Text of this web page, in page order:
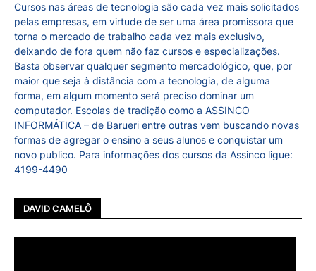
Cursos nas áreas de tecnologia são cada vez mais solicitados
pelas empresas, em virtude de ser uma área promissora que
torna o mercado de trabalho cada vez mais exclusivo,
deixando de fora quem não faz cursos e especializações.
Basta observar qualquer segmento mercadológico, que, por
maior que seja à distância com a tecnologia, de alguma
forma, em algum momento será preciso dominar um
computador. Escolas de tradição como a ASSINCO
INFORMÁTICA – de Barueri entre outras vem buscando novas
formas de agregar o ensino a seus alunos e conquistar um
novo publico. Para informações dos cursos da Assinco ligue:
4199-4490
DAVID CAMELÔ